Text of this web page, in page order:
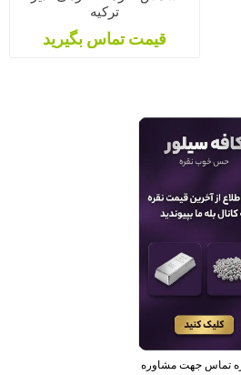
ترکیه
قیمت تماس بگیرید